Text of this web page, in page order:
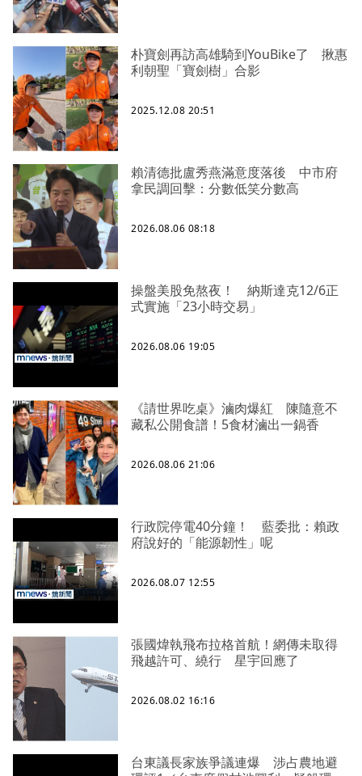
朴寶劍再訪高雄騎到YouBike了 揪惠
利朝聖「寶劍樹」合影
2025.12.08 20:51
賴清德批盧秀燕滿意度落後 中市府
拿民調回擊：分數低笑分數高
2026.08.06 08:18
操盤美股免熬夜！ 納斯達克12/6正
式實施「23小時交易」
2026.08.06 19:05
《請世界吃桌》滷肉爆紅 陳隨意不
藏私公開食譜！5食材滷出一鍋香
2026.08.06 21:06
行政院停電40分鐘！ 藍委批：賴政
府說好的「能源韌性」呢
2026.08.07 12:55
張國煒執飛布拉格首航！網傳未取得
飛越許可、繞行 星宇回應了
2026.08.02 16:16
台東議長家族爭議連爆 涉占農地避